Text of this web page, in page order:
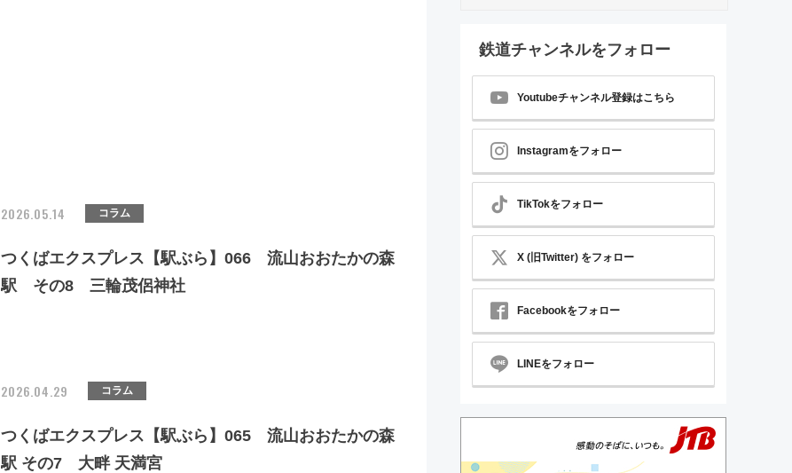
2026.05.14 コラム
つくばエクスプレス【駅ぶら】066 流山おおたかの森
駅 その8 三輪茂侶神社
2026.04.29 コラム
つくばエクスプレス【駅ぶら】065 流山おおたかの森
駅 その7 大畔 天満宮
鉄道チャンネルをフォロー
Youtubeチャンネル登録はこちら
Instagramをフォロー
TikTokをフォロー
X (旧Twitter) をフォロー
Facebookをフォロー
LINEをフォロー